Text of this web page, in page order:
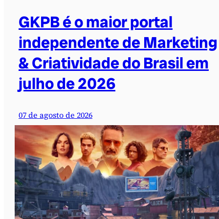
GKPB é o maior portal
independente de Marketing
& Criatividade do Brasil em
julho de 2026
07 de agosto de 2026